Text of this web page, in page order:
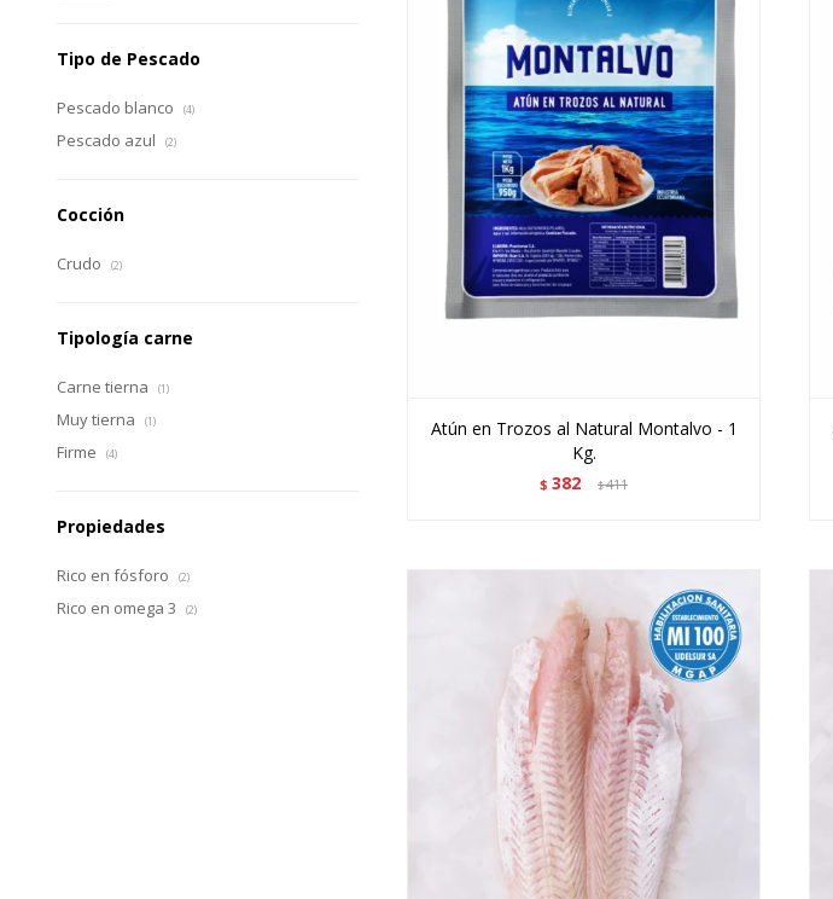
Atún en Trozos al Natural Montalvo - 1
Kg.
$ 382 $411
Tipo de Pescado
Pescado blanco (4)
Pescado azul (2)
Cocción
Crudo (2)
Tipología carne
Carne tierna (1)
Muy tierna (1)
Firme (4)
Propiedades
Rico en fósforo (2)
Rico en omega 3 (2)